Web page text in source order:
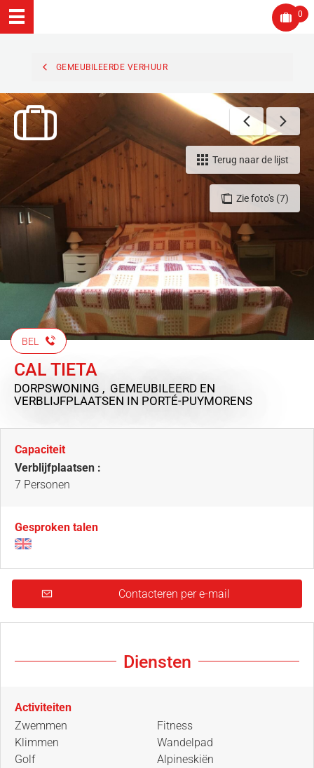
0
GEMEUBILEERDE VERHUUR
Zie foto's (7)
Terug naar de lijst
BEL
CAL TIETA
DORPSWONING , GEMEUBILEERD EN
VERBLIJFPLAATSEN IN PORTÉ-PUYMORENS
Capaciteit
Verblijfplaatsen :
7 Personen
Gesproken talen
Contacteren per e-mail
Diensten
Activiteiten
Zwemmen
Klimmen
Golf
Fitness
Wandelpad
Alpineskiën